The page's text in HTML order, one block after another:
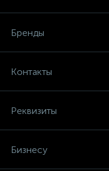
Бренды
Контакты
Реквизиты
Бизнесу